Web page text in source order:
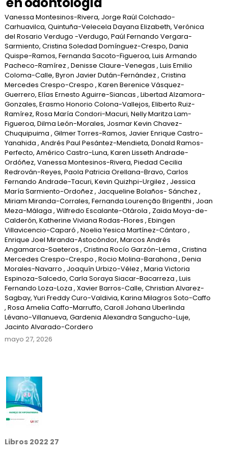
Vanessa Montesinos-Rivera, Jorge Raúl Colchado-
Carhuavilca, Quintuña-Velecela Dayana Elizabeth, Verónica
del Rosario Verdugo -Verdugo, Paúl Fernando Vergara-
Sarmiento, Cristina Soledad Domínguez-Crespo, Dania
Quispe-Ramos, Fernanda Sacoto-Figueroa, Luis Armando
Pacheco-Ramírez , Denisse Claure-Venegas , Luis Emilio
Coloma-Calle, Byron Javier Dután-Fernández , Cristina
Mercedes Crespo-Crespo , Karen Berenice Vásquez-
Guerrero, Elías Ernesto Aguirre-Siancas , Libertad Alzamora-
Gonzales, Erasmo Honorio Colona-Vallejos, Eliberto Ruiz-
Ramírez, Rosa María Condori-Macuri, Nelly Maritza Lam-
Figueroa, Dilma León-Morales, Josmar Kevin Chavez-
Chuquipuima , Gilmer Torres-Ramos, Javier Enrique Castro-
Yanahida , Andrés Paul Pesántez-Mendieta, Donald Ramos-
Perfecto, Américo Castro-Luna, Karen Lisseth Andrade-
Ordóñez, Vanessa Montesinos-Rivera, Piedad Cecilia
Redrován-Reyes, Paola Patricia Orellana-Bravo, Carlos
Fernando Andrade-Tacuri, Kevin Quizhpi-Urgilez , Jessica
María Sarmiento-Ordoñez , Jacqueline Bolaños- Sánchez ,
Miriam Miranda-Corrales, Fernanda Lourenção Brigenthi , Joan
Meza-Málaga , Wilfredo Escalante-Otárola , Zaida Moya-de-
Calderón, Katherine Viviana Rodas-Flores , Ebingen
Villavicencio-Caparó , Noelia Yesica Martínez-Cántaro ,
Enrique Joel Miranda-Astocóndor, Marcos Andrés
Angamarca-Saeteros , Cristina Rocío Garzón-Lema , Cristina
Mercedes Crespo-Crespo , Rocio Molina-Barahona , Denia
Morales-Navarro , Joaquín Urbizo-Vélez , Maria Victoria
Espinoza-Salcedo, Carla Soraya Siacar-Bacarreza , Luis
Fernando Loza-Loza , Xavier Barros-Calle, Christian Alvarez-
Sagbay, Yuri Freddy Curo-Valdivia, Karina Milagros Soto-Caffo
, Rosa Amelia Caffo-Marruffo, Caroll Johana Uberlinda
Lévano-Villanueva, Gardenia Alexandra Sangucho-Luje,
Jacinto Alvarado-Cordero
mayo 27, 2026
Libros 2022 27